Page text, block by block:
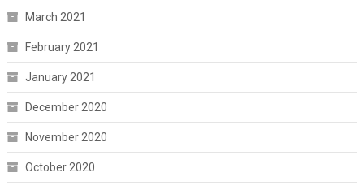
March 2021
February 2021
January 2021
December 2020
November 2020
October 2020